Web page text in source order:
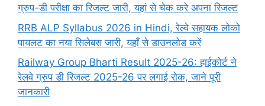
ग्रुप-डी परीक्षा का रिजल्ट जारी, यहां से चेक करे अपना रिजल्ट
RRB ALP Syllabus 2026 in Hindi, रेल्वे सहायक लोको
पायलट का नया सिलेबस जारी, यहाँ से डाउनलोड करें
Railway Group Bharti Result 2025-26: हाईकोर्ट ने
रेलवे ग्रुप डी रिजल्ट 2025-26 पर लगाई रोक, जाने पूरी
जानकारी